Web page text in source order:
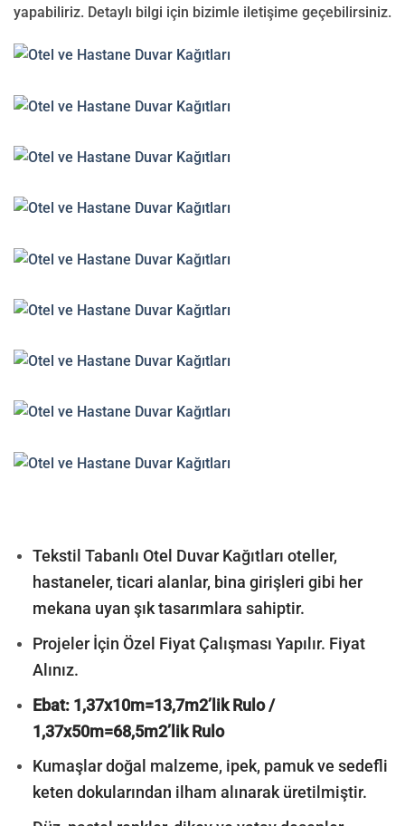
yapabiliriz. Detaylı bilgi için bizimle iletişime geçebilirsiniz.
Tekstil Tabanlı Otel Duvar Kağıtları oteller,
hastaneler, ticari alanlar, bina girişleri gibi her
mekana uyan şık tasarımlara sahiptir.
Projeler İçin Özel Fiyat Çalışması Yapılır. Fiyat
Alınız.
Ebat: 1,37x10m=13,7m2’lik Rulo /
1,37x50m=68,5m2’lik Rulo
Kumaşlar doğal malzeme, ipek, pamuk ve sedefli
keten dokularından ilham alınarak üretilmiştir.